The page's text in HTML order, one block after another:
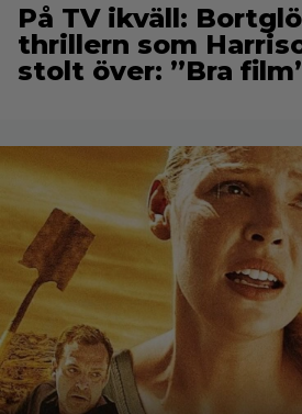
På TV ikväll:
thrillern som
stolt över: ”Bra